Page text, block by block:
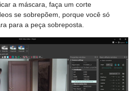
a máscara, faça um corte
se sobrepõem, porque você só
para a peça sobreposta.